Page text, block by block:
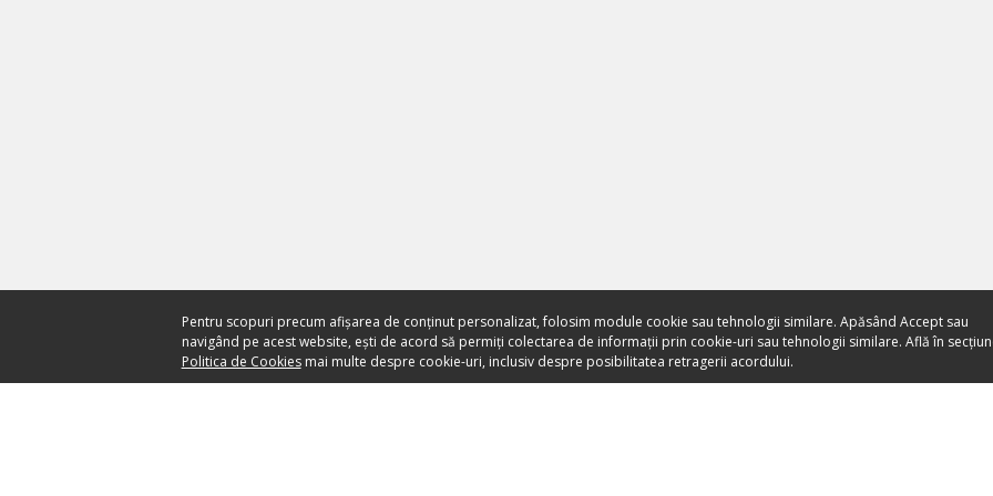
Pentru scopuri precum afișarea de conținut personalizat, folosim module cookie sau tehnologii similare. Apăsând Accept sau
navigând pe acest website, ești de acord să permiți colectarea de informații prin cookie-uri sau tehnologii similare. Află în
Politica de Cookiesmai multe despre cookie-uri, inclusiv despre posibilitatea retragerii acordului.